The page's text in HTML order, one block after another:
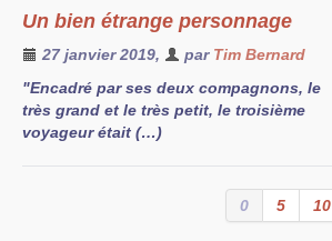
Un bien étrange personnage
27 janvier 2019, par Tim Bernard
"Encadré par ses deux compagnons, le
très grand et le très petit, le troisième
voyageur était (…)
0 5 10